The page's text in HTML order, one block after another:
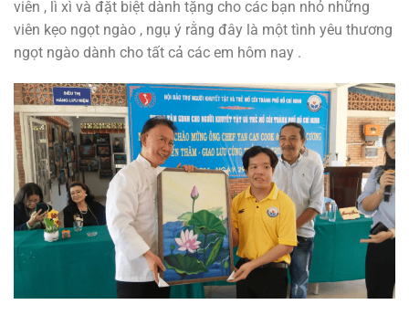
viên , lì xì và đặt biệt dành tặng cho các bạn nhỏ những
viên kẹo ngọt ngào , ngụ ý rằng đây là một tình yêu thương
ngọt ngào dành cho tất cả các em hôm nay .